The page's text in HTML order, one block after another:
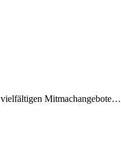
vielfältigen Mitmachangebote…